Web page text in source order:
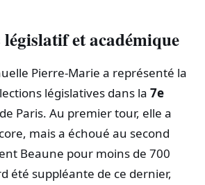
et académique
Pierre-Marie a représenté la
législatives dans la 7e
de Paris. Au premier tour, elle a
mais a échoué au second
Beaune pour moins de 700
été suppléante de ce dernier,